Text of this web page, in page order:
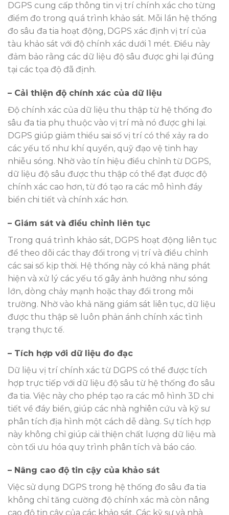
DGPS cung cấp thông tin vị trí chính xác cho từng
điểm đo trong quá trình khảo sát. Mỗi lần hệ thống
đo sâu đa tia hoạt động, DGPS xác định vị trí của
tàu khảo sát với độ chính xác dưới 1 mét. Điều này
đảm bảo rằng các dữ liệu độ sâu được ghi lại đúng
tại các tọa độ đã định.
– Cải thiện độ chính xác của dữ liệu
Độ chính xác của dữ liệu thu thập từ hệ thống đo
sâu đa tia phụ thuộc vào vị trí mà nó được ghi lại.
DGPS giúp giảm thiểu sai số vị trí có thể xảy ra do
các yếu tố như khí quyển, quỹ đạo vệ tinh hay
nhiễu sóng. Nhờ vào tín hiệu điều chỉnh từ DGPS,
dữ liệu độ sâu được thu thập có thể đạt được độ
chính xác cao hơn, từ đó tạo ra các mô hình đáy
biển chi tiết và chính xác hơn.
– Giám sát và điều chỉnh liên tục
Trong quá trình khảo sát, DGPS hoạt động liên tục
để theo dõi các thay đổi trong vị trí và điều chỉnh
các sai số kịp thời. Hệ thống này có khả năng phát
hiện và xử lý các yếu tố gây ảnh hưởng như sóng
lớn, dòng chảy mạnh hoặc thay đổi trong môi
trường. Nhờ vào khả năng giám sát liên tục, dữ liệu
được thu thập sẽ luôn phản ánh chính xác tình
trạng thực tế.
– Tích hợp với dữ liệu đo đạc
Dữ liệu vị trí chính xác từ DGPS có thể được tích
hợp trực tiếp với dữ liệu độ sâu từ hệ thống đo sâu
đa tia. Việc này cho phép tạo ra các mô hình 3D chi
tiết về đáy biển, giúp các nhà nghiên cứu và kỹ sư
phân tích địa hình một cách dễ dàng. Sự tích hợp
này không chỉ giúp cải thiện chất lượng dữ liệu mà
còn tối ưu hóa quy trình phân tích và báo cáo.
– Nâng cao độ tin cậy của khảo sát
Việc sử dụng DGPS trong hệ thống đo sâu đa tia
không chỉ tăng cường độ chính xác mà còn nâng
cao độ tin cậy của các khảo sát. Các kỹ sư và nhà